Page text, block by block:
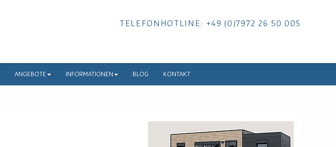
TELEFONHOTLINE: +49 (0)7972 26 50 005
ANGEBOTE INFORMATIONEN BLOG KONTAKT